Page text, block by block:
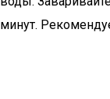
минут.